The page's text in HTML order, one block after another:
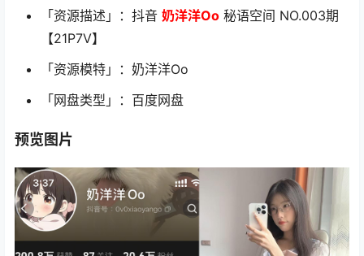
「资源描述」：抖音 奶洋洋Oo 秘语空间 NO.003期
【21P7V】
「资源模特」：奶洋洋Oo
「网盘类型」：百度网盘
预览图片